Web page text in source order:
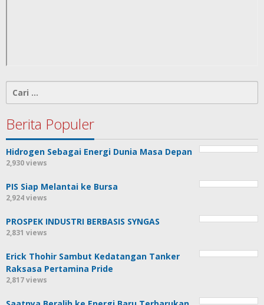
untuk:
Berita Populer
Hidrogen Sebagai Energi Dunia Masa Depan
2,930 views
PIS Siap Melantai ke Bursa
2,924 views
PROSPEK INDUSTRI BERBASIS SYNGAS
2,831 views
Erick Thohir Sambut Kedatangan Tanker
Raksasa Pertamina Pride
2,817 views